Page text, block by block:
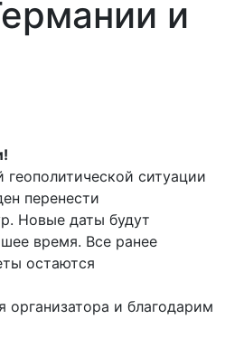
и
ситуации
перенести
Новые даты будут
время. Все ранее
остаются
организатора и благодарим